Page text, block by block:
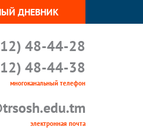
ДНЕВНИК
48-44-28
48-44-38
многоканальный телефон
электронная почта